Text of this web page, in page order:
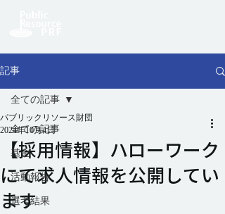
記事
全ての記事
基金
活動報告
選考結果
全ての記事
【採用情報】ハローワーク
にて求人情報を公開してい
ます
パブリックリソース財団
2024年10月4日